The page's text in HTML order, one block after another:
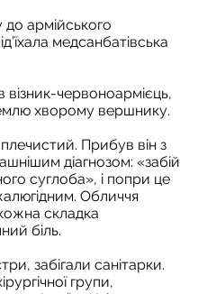
армійського
медсанбатівська
візник-червоноармієць,
хворому вершнику.
Прибув він з
діагнозом: «забій
суглоба», і попри це
Обличчя
складка
біль.
забігали санітарки.
групи,